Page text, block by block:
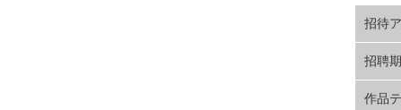
招待
招聘
作品